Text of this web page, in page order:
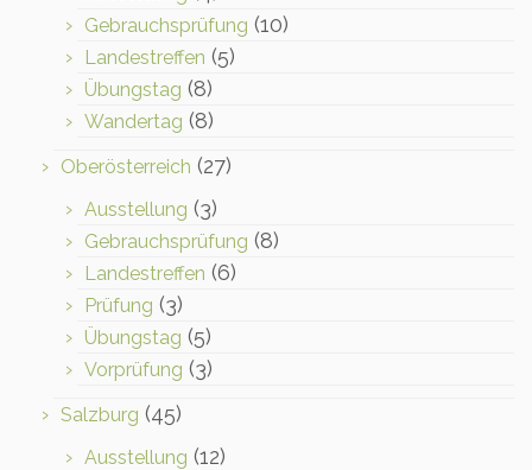
Gebrauchsprüfung (10)
Landestreffen (5)
Übungstag (8)
Wandertag (8)
Oberösterreich (27)
Ausstellung (3)
Gebrauchsprüfung (8)
Landestreffen (6)
Prüfung (3)
Übungstag (5)
Vorprüfung (3)
Salzburg (45)
Ausstellung (12)